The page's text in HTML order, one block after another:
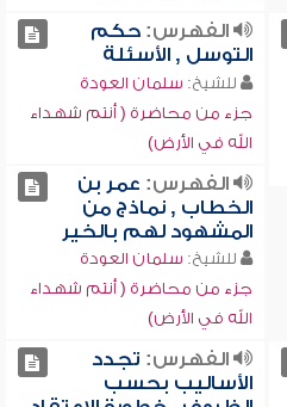
الفهرس:حكم
التوسل , الأسئلة
للشيخ: سلمان العودة
جزء من محاضرة ( أنتم شهداء
الله في الأرض)
الفهرس: عمر بن
الخطاب , نماذج من
المشهود لهم بالخير
للشيخ: سلمان العودة
جزء من محاضرة ( أنتم شهداء
الله في الأرض)
الفهرس: تجدد
الأساليب بحسب